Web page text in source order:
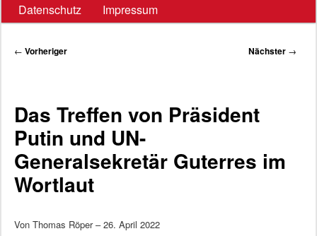
Datenschutz
Impressum
Beitragsnavigation
← Vorheriger Nächster →
Das Treffen von Präsident
Putin und UN-
Generalsekretär Guterres im
Wortlaut
Von Thomas Röper – 26. April 2022